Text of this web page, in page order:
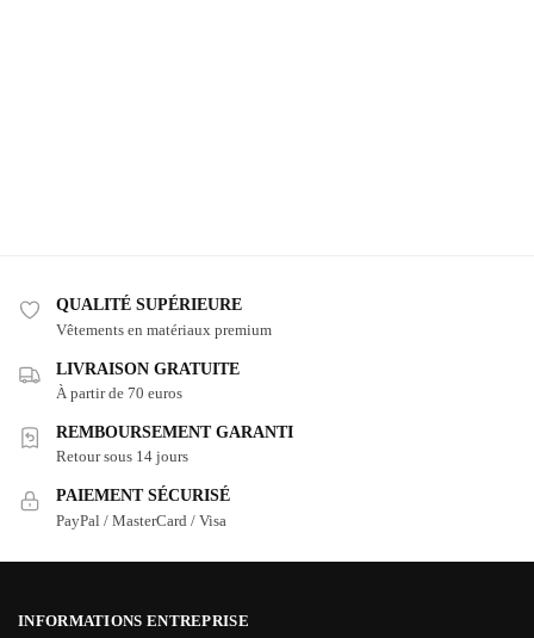
QUALITÉ SUPÉRIEURE
Vêtements en matériaux premium
LIVRAISON GRATUITE
À partir de 70 euros
REMBOURSEMENT GARANTI
Retour sous 14 jours
PAIEMENT SÉCURISÉ
PayPal / MasterCard / Visa
INFORMATIONS ENTREPRISE